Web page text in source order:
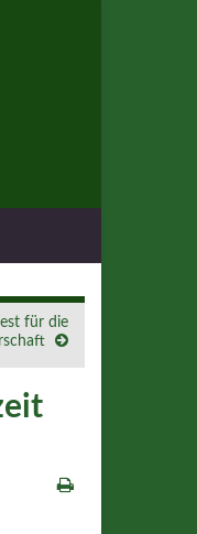
für die